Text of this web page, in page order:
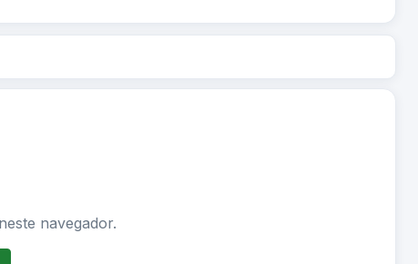
navegador.